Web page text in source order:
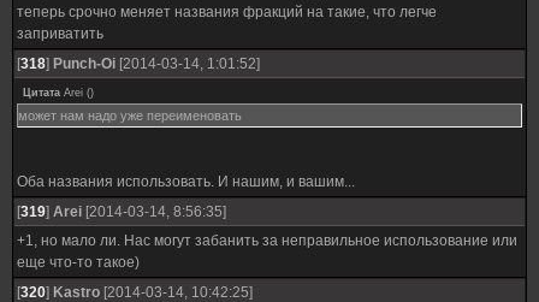
теперь срочно меняет названия фракций на такие, что легче
заприватить
[318] Punch-Oi [2014-03-14, 1:01:52]
Цитата Arei ()
может нам надо уже переименовать
Оба названия использовать. И нашим, и вашим...
[319] Arei [2014-03-14, 8:56:35]
+1, но мало ли. Нас могут забанить за неправильное использование или
еще что-то такое)
[320] Kastro [2014-03-14, 10:42:25]